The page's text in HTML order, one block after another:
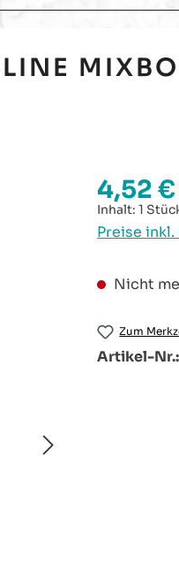
Regulärer
4,52 €
Inhalt:1
Preise
Nicht
Zum
Artikel-Nr.: